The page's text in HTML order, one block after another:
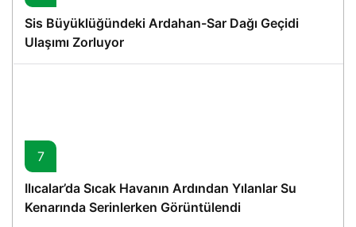
Sis Büyüklüğündeki Ardahan-Sar Dağı Geçidi
Ulaşımı Zorluyor
7
Ilıcalar’da Sıcak Havanın Ardından Yılanlar Su
Kenarında Serinlerken Görüntülendi